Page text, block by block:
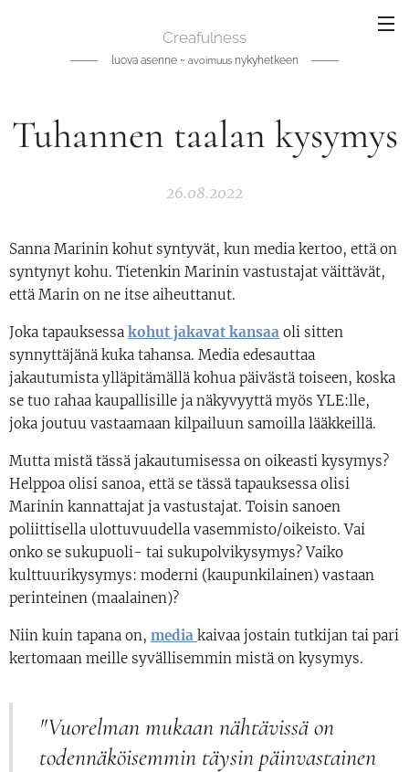
Creafulness
luova asenne ~ avoimuusnykyhetkeen
Tuhannen taalan kysymys
26.08.2022
Sanna Marinin kohut syntyvät, kun media kertoo, että on
syntynyt kohu. Tietenkin Marinin vastustajat väittävät,
että Marin on ne itse aiheuttanut.
Joka tapauksessa kohut jakavat kansaa oli sitten
synnyttäjänä kuka tahansa. Media edesauttaa
jakautumista ylläpitämällä kohua päivästä toiseen, koska
se tuo rahaa kaupallisille ja näkyvyyttä myös YLE:lle,
joka joutuu vastaamaan kilpailuun samoilla lääkkeillä.
Mutta mistä tässä jakautumisessa on oikeasti kysymys?
Helppoa olisi sanoa, että se tässä tapauksessa olisi
Marinin kannattajat ja vastustajat. Toisin sanoen
poliittisella ulottuvuudella vasemmisto/oikeisto. Vai
onko se sukupuoli- tai sukupolvikysymys? Vaiko
kulttuurikysymys: moderni (kaupunkilainen) vastaan
perinteinen (maalainen)?
Niin kuin tapana on, media kaivaa jostain tutkijan tai pari
kertomaan meille syvällisemmin mistä on kysymys.
"Vuorelman mukaan nähtävissä on
todennäköisemmin täysin päinvastainen